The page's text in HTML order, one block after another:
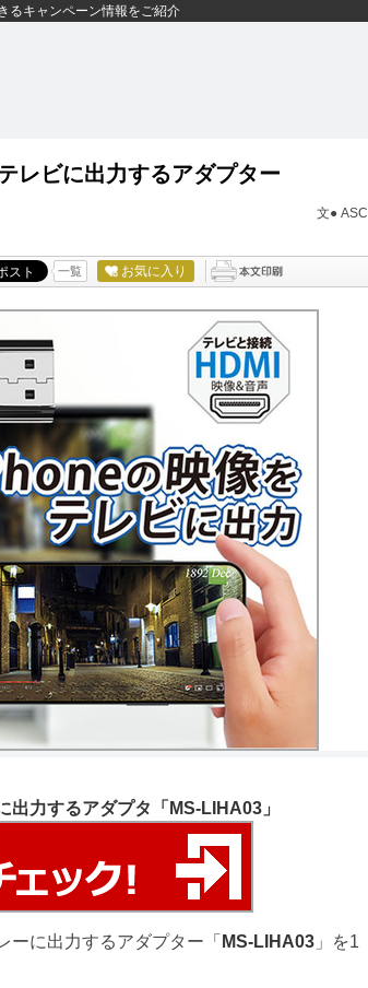
るキャンペーン情報をご紹介
レビに出力するアダプター
文● ASCII
一覧 お気に入り
出力するアダプタ「MS-LIHA03」
ーに出力するアダプター「 MS-LIHA03 」を1